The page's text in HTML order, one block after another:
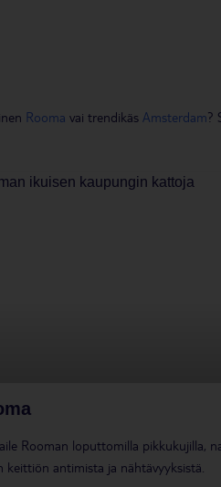
Rooma vai trendikäs Amsterdam?
Rooman loputtomilla pikkukujilla,
keittiön antimista ja nähtävyyksistä.